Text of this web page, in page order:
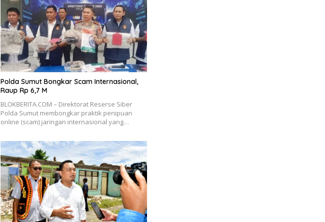
Polda Sumut Bongkar Scam Internasional,
Raup Rp 6,7 M
BLOKBERITA.COM – Direktorat Reserse Siber
Polda Sumut membongkar praktik penipuan
online (scam) jaringan internasional yang…